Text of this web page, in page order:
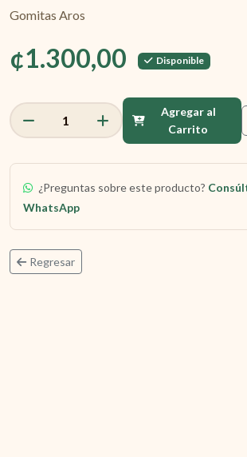
Gomitas Aros
¢1.300,00 Disponible
1
Agregar al
Carrito
¿Preguntas sobre este producto?
WhatsApp
Regresar